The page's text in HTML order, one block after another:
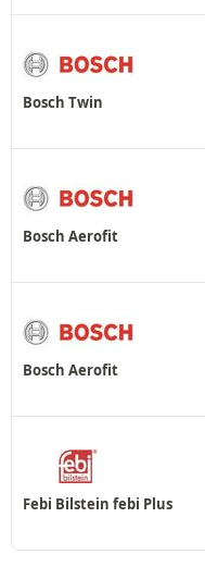
Bosch Twin
Bosch Aerofit
Bosch Aerofit
Febi Bilstein febi Plus